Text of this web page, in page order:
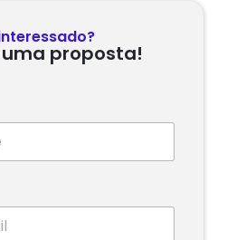
proposta!